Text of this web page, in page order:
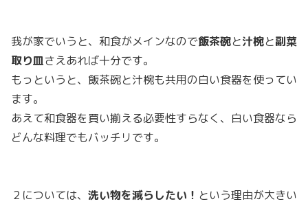
我が家でいうと、和食がメインなので飯茶碗と汁椀と副菜
取り皿さえあれば十分です。
もっというと、飯茶碗と汁椀も共用の白い食器を使ってい
ます。
あえて和食器を買い揃える必要性すらなく、白い食器なら
どんな料理でもバッチリです。
２については、 洗い物を減らしたい！ という理由が大きい